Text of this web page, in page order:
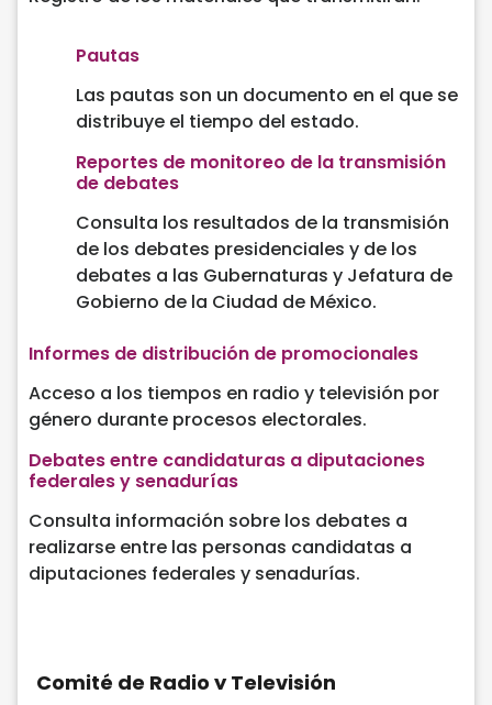
Pautas
Las pautas son un documento en el que se
distribuye el tiempo del estado.
Reportes de monitoreo de la transmisión
de debates
Consulta los resultados de la transmisión
de los debates presidenciales y de los
debates a las Gubernaturas y Jefatura de
Gobierno de la Ciudad de México.
Informes de distribución de promocionales
Acceso a los tiempos en radio y televisión por
género durante procesos electorales.
Debates entre candidaturas a diputaciones
federales y senadurías
Consulta información sobre los debates a
realizarse entre las personas candidatas a
diputaciones federales y senadurías.
Comité de Radio y Televisión